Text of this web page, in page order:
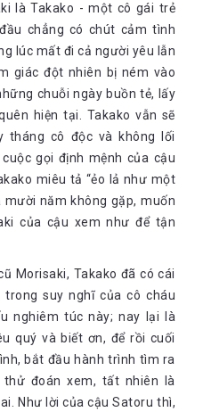
là Takako - một cô gái trẻ
chẳng có chút cảm tình
lúc mất đi cả người yêu lẫn
giác đột nhiên bị ném vào
chuỗi ngày buồn tẻ, lấy
hiện tại. Takako vẫn sẽ
tháng cô độc và không lối
gọi định mệnh của cậu
miêu tả “ẻo lả như một
mười năm không gặp, muốn
của cậu xem như để tận
Morisaki, Takako đã có cái
suy nghĩ của cô cháu
nghiêm túc này; nay lại là
quý và biết ơn, để rồi cuối
bắt đầu hành trình tìm ra
đoán xem, tất nhiên là
Như lời của cậu Satoru thì,